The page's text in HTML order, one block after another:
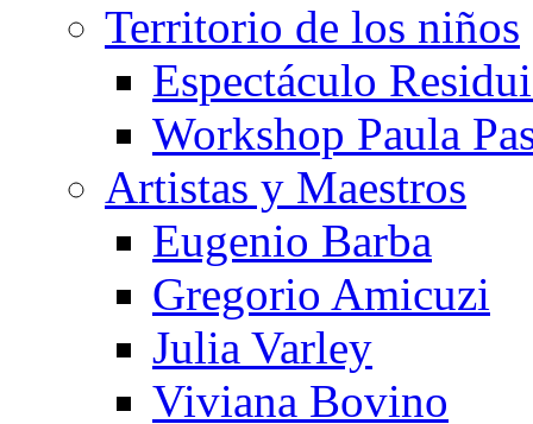
Territorio de los niños
Espectáculo
Workshop Paula
Artistas y Maestros
Eugenio Barba
Gregorio Amicuzi
Julia Varley
Viviana Bovino